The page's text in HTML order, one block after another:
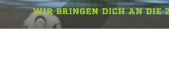
WIR BRINGEN DICH AN DIE